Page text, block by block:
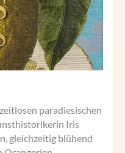
paradiesischen
Iris
gleichzeitig blühend